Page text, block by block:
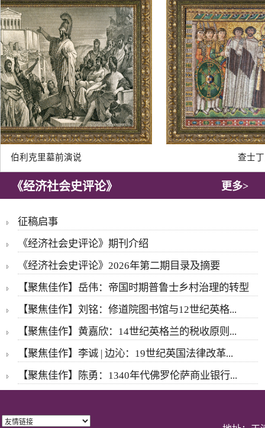
伯利克里墓前演说 查士丁
《经济社会史评论》 更多>
征稿启事
《经济社会史评论》期刊介绍
《经济社会史评论》2026年第二期目录及摘要
【聚焦佳作】岳伟：帝国时期普鲁士乡村治理的转型
【聚焦佳作】刘铭：修道院图书馆与12世纪英格...
【聚焦佳作】黄嘉欣：14世纪英格兰的税收原则...
【聚焦佳作】李诚 | 边沁：19世纪英国法律改革...
【聚焦佳作】陈勇：1340年代佛罗伦萨商业银行...